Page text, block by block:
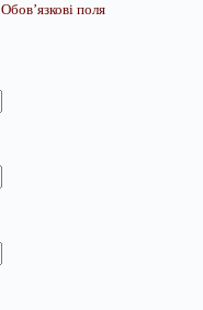
Обов’язкові поля